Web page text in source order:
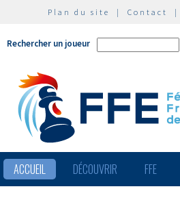
Plan du site | Contact |
Rechercher un joueur
ACCUEIL DÉCOUVRIR FFE